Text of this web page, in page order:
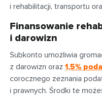
i rehabilitacji, transportu
Finansowanie
i darowizn
Subkonto umożliwia
z darowizn oraz1,5%
corocznego zeznania
i prawnych. Środki te